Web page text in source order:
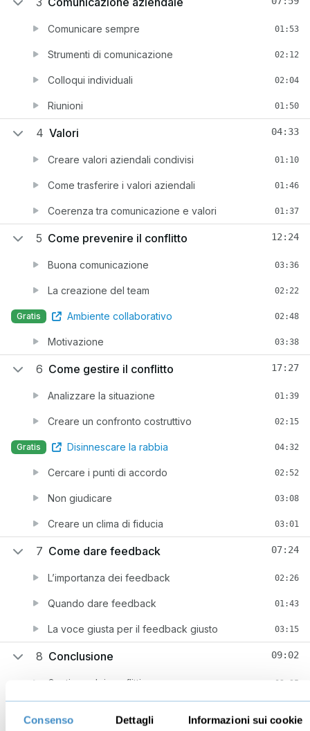
Consenso Dettagli Informazioni sui cookie
Comunicare sempre 01:53
Strumenti di comunicazione 02:12
Colloqui individuali 02:04
Riunioni 01:50
4 Valori 04:33
Creare valori aziendali condivisi 01:10
Come trasferire i valori aziendali 01:46
Coerenza tra comunicazione e valori 01:37
5 Come prevenire il conflitto 12:24
Buona comunicazione 03:36
La creazione del team 02:22
Gratis Ambiente collaborativo 02:48
Motivazione 03:38
6 Come gestire il conflitto 17:27
Analizzare la situazione 01:39
Creare un confronto costruttivo 02:15
Gratis Disinnescare la rabbia 04:32
Cercare i punti di accordo 02:52
Non giudicare 03:08
Creare un clima di fiducia 03:01
7 Come dare feedback 07:24
L’importanza dei feedback 02:26
Quando dare feedback 01:43
La voce giusta per il feedback giusto 03:15
8 Conclusione 09:02
Gestione dei conflitti 02:35